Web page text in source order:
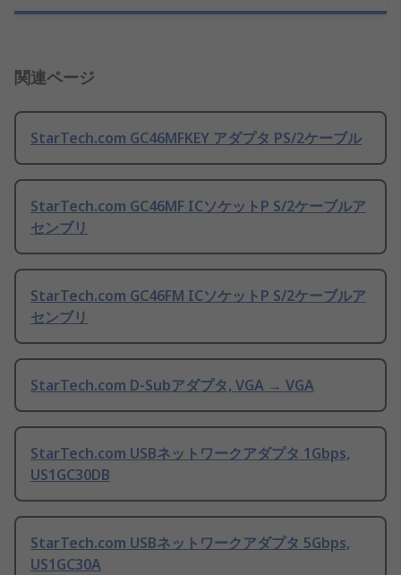
関連ページ
StarTech.com GC46MFKEY アダプタ PS/2ケーブル
StarTech.com GC46MF ICソケットP S/2ケーブルア
センブリ
StarTech.com GC46FM ICソケットP S/2ケーブルア
センブリ
StarTech.com D-Subアダプタ, VGA → VGA
StarTech.com USBネットワークアダプタ 1Gbps,
US1GC30DB
StarTech.com USBネットワークアダプタ 5Gbps,
US1GC30A